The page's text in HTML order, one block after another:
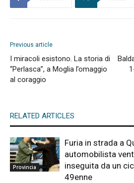
Previous article
I miracoli esistono. La storia di
“Perlasca”, a Moglia l’omaggio
al coraggio
RELATED ARTICLES
Provincia
Furia in strada a
automobilista
inseguita da un
49enne